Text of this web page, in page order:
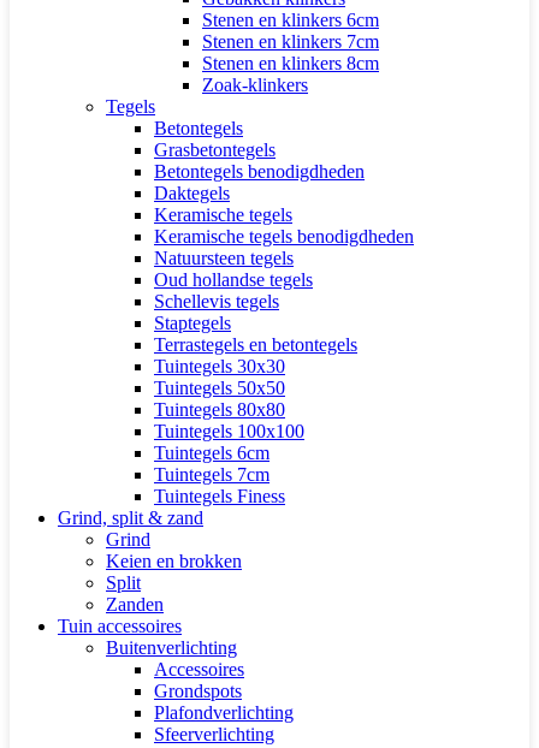
Stenen en klinkers 6cm
Stenen en klinkers 7cm
Stenen en klinkers 8cm
Zoak-klinkers
Tegels
Betontegels
Grasbetontegels
Betontegels benodigdheden
Daktegels
Keramische tegels
Keramische tegels benodigdheden
Natuursteen tegels
Oud hollandse tegels
Schellevis tegels
Staptegels
Terrastegels en betontegels
Tuintegels 30x30
Tuintegels 50x50
Tuintegels 80x80
Tuintegels 100x100
Tuintegels 6cm
Tuintegels 7cm
Tuintegels Finess
Grind, split & zand
Grind
Keien en brokken
Split
Zanden
Tuin accessoires
Buitenverlichting
Accessoires
Grondspots
Plafondverlichting
Sfeerverlichting